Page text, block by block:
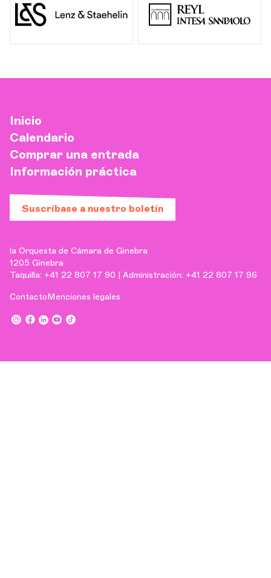
Inicio
Calendario
Comprar una entrada
Información práctica
Suscríbase a nuestro boletín
la Orquesta de Cámara de Ginebra
1205 Ginebra
Taquilla: +41 22 807 17 90 | Administración: +41 22 807 17 96
ContactoMenciones legales